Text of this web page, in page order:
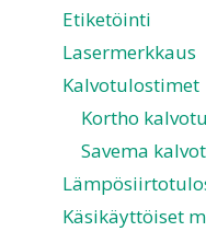
Etiketöinti
Lasermerkkaus
Kalvotulostimet
Kortho
Savema
Käsikäyttöiset